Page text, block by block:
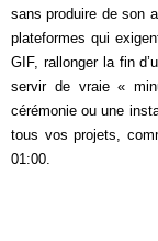
sans produire de son
plateformes qui
GIF, rallonger la fin
servir de vraie «
cérémonie ou une
tous vos projets,
01:00.